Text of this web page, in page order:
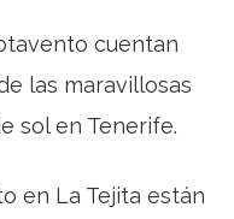
cuentan
las maravillosas
sol en Tenerife.
en La Tejita están